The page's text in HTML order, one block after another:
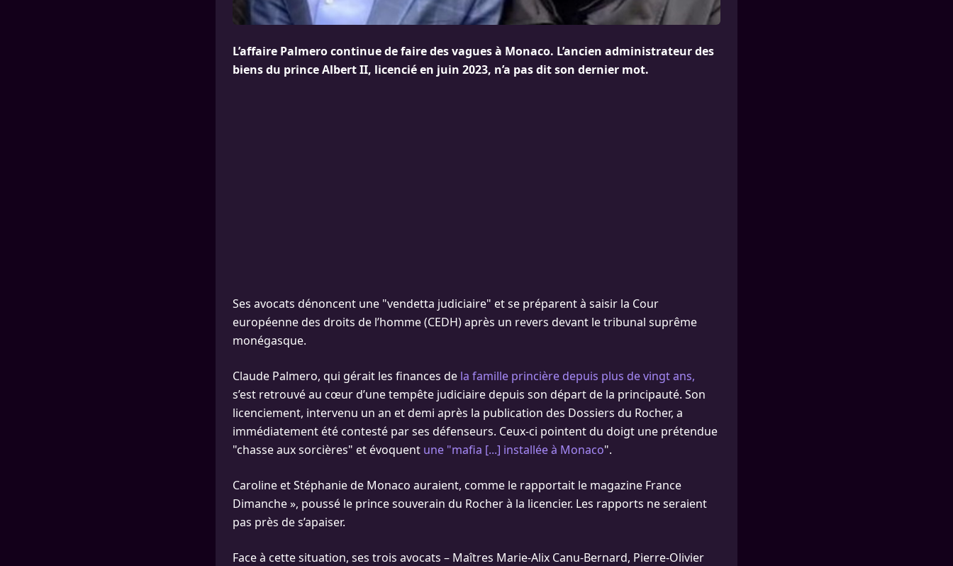
L’affaire Palmero continue de faire des vagues à Monaco. L’ancien administrateur des
biens du prince Albert II, licencié en juin 2023, n’a pas dit son dernier mot.
Ses avocats dénoncent une "vendetta judiciaire" et se préparent à saisir la Cour
européenne des droits de l’homme (CEDH) après un revers devant le tribunal suprême
monégasque.
Claude Palmero, qui gérait les finances de la famille princière depuis plus de vingt ans,
s’est retrouvé au cœur d’une tempête judiciaire depuis son départ de la principauté. Son
licenciement, intervenu un an et demi après la publication des Dossiers du Rocher, a
immédiatement été contesté par ses défenseurs. Ceux-ci pointent du doigt une prétendue
"chasse aux sorcières" et évoquent une "mafia [...] installée à Monaco".
Caroline et Stéphanie de Monaco auraient, comme le rapportait le magazine France
Dimanche », poussé le prince souverain du Rocher à la licencier. Les rapports ne seraient
pas près de s’apaiser.
Face à cette situation, ses trois avocats – Maîtres Marie-Alix Canu-Bernard, Pierre-Olivier